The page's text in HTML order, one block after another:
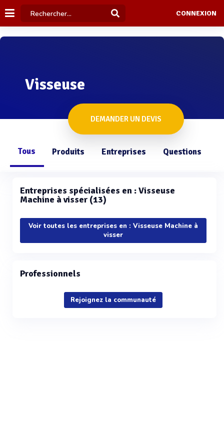
CONNEXION
Visseuse
DEMANDER UN DEVIS
Tous Produits Entreprises Questions
Entreprises spécialisées en : Visseuse
Machine à visser (13)
Voir toutes les entreprises en : Visseuse Machine à
visser
Professionnels
Rejoignez la communauté